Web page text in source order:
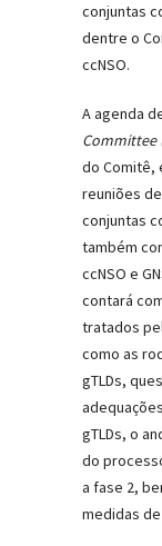
conjuntas
dentre o
ccNSO.
A agenda
Committee
do Comitê,
reuniões
conjuntas
também
ccNSO e
contará
tratados
como as
gTLDs,
gTLDs, o
do
a fase 2,
medidas